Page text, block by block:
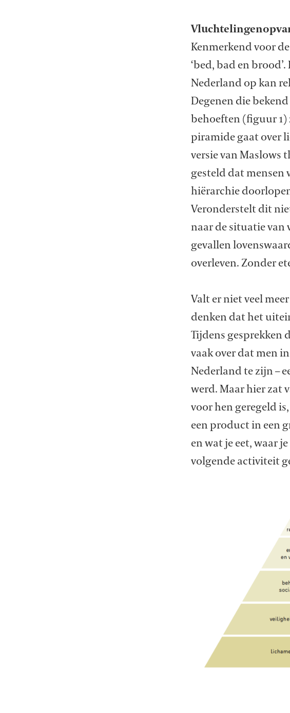
Kenmerkend voor
‘bed, bad en
Nederland op kan
Degenen die
behoeften (figuur 1)
piramide gaat over
versie van Maslows
gesteld dat
hiërarchie
Veronderstelt dit
naar de situatie
gevallen
overleven. Zonder
Valt er niet veel
denken dat het
Tijdens gesprekken
vaak over dat men
Nederland te zijn –
werd. Maar hier zat
voor hen geregeld
een product in een
en wat je eet, waar
volgende activiteit